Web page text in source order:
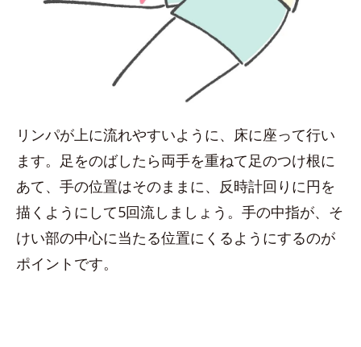
リンパが上に流れやすいように、床に座って行い
ます。足をのばしたら両手を重ねて足のつけ根に
あて、手の位置はそのままに、反時計回りに円を
描くようにして5回流しましょう。手の中指が、そ
けい部の中心に当たる位置にくるようにするのが
ポイントです。